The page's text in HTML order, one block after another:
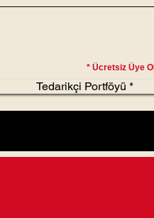
* Ücretsiz Üye
Tedarikçi Portföyü *